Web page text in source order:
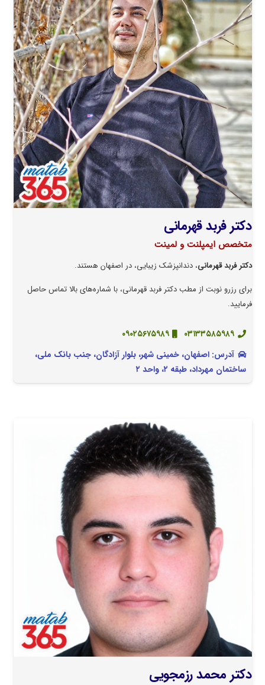
دکتر فربد قهرمانی
متخصص ایمپلنت و لمینت
دکتر فربد قهرمانی، دندانپزشک زیبایی، در اصفهان هستند.
برای رزرو نوبت از مطب دکتر فربد قهرمانی، با شماره‌های بالا تماس حاصل
فرمایید.
۰۳۱۳۳۵۸۵۹۸۹
۰۹۰۲۵۶۷۵۹۸۹
آدرس: اصفهان، خمینی شهر، بلوار آزادگان، جنب بانک ملی،
ساختمان مهرداد، طبقه ۲، واحد ۲
دکتر محمد رزمجویی